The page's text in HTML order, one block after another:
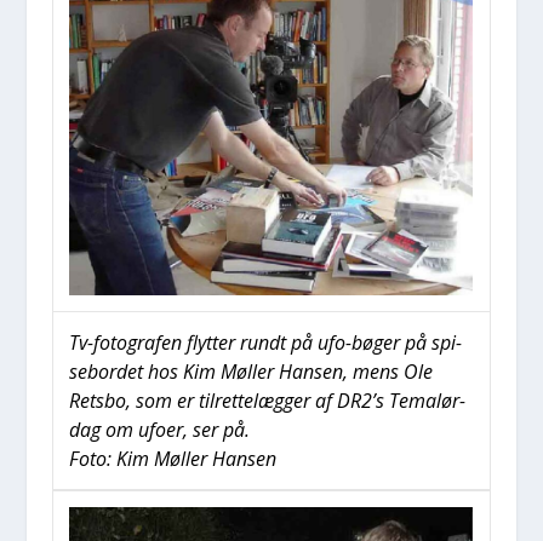
Tv-foto­gra­fen flyt­ter rundt på ufo-bøger på spi­
se­bor­det hos Kim Møl­ler Han­sen, mens Ole
Rets­bo, som er til­ret­te­læg­ger af DR2’s Temalør­
dag om ufo­er, ser på.
Foto: Kim Møl­ler Han­sen